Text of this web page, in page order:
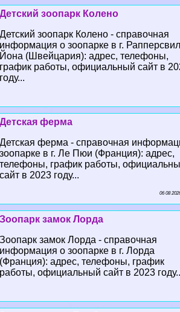
Детский зоопарк Колено
Детский зоопарк Колено - справочная
информация о зоопарке в г.
Йона (Швейцария): адрес, телефоны,
график работы, официальный сайт в
году...
Детская ферма
Детская ферма - справочная
зоопарке в г. Ле Пюи (Франция): адрес,
телефоны, график работы,
сайт в 2023 году...
06 08
Зоопарк замок Лорда
Зоопарк замок Лорда - справочная
информация о зоопарке в г. Лорда
(Франция): адрес, телефоны, график
работы, официальный сайт в 2023